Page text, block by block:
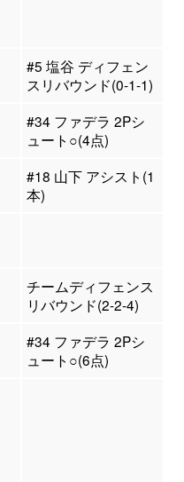
#5 塩谷 ディフェン
スリバウンド(0-1-1)
#34 ファデラ 2Pシ
ュート○(4点)
#18 山下 アシスト(1
本)
チームディフェンス
リバウンド(2-2-4)
#34 ファデラ 2Pシ
ュート○(6点)